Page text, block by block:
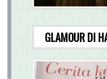
GLAMOUR DI